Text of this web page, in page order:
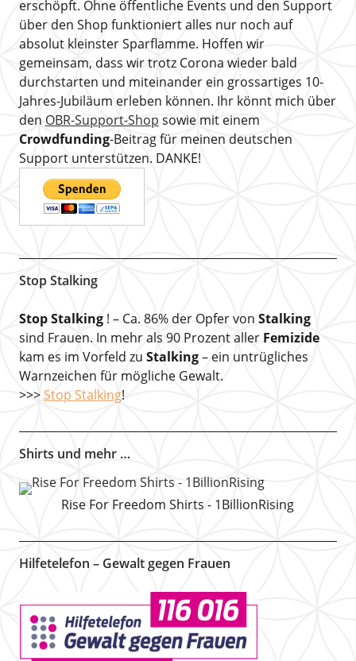
erschöpft. Ohne öffentliche Events und den Support
über den Shop funktioniert alles nur noch auf
absolut kleinster Sparflamme. Hoffen wir
gemeinsam, dass wir trotz Corona wieder bald
durchstarten und miteinander ein grossartiges 10-
Jahres-Jubiläum erleben können. Ihr könnt mich über
den OBR-Support-Shop sowie mit einem
Crowdfunding-Beitrag für meinen deutschen
Support unterstützen. DANKE!
Stop Stalking
Stop Stalking! – Ca. 86% der Opfer von Stalking
sind Frauen. In mehr als 90 Prozent aller Femizide
kam es im Vorfeld zu Stalking– ein untrügliches
Warnzeichen für mögliche Gewalt.
>>>Stop Stalking!
Shirts und mehr …
Rise For Freedom Shirts - 1BillionRising
Hilfetelefon – Gewalt gegen Frauen